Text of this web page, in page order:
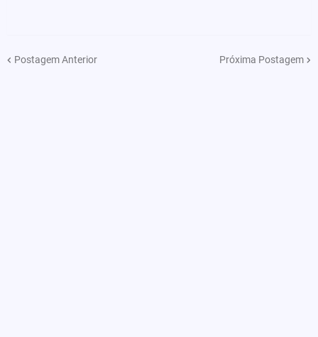
Postagem Anterior Próxima Postagem